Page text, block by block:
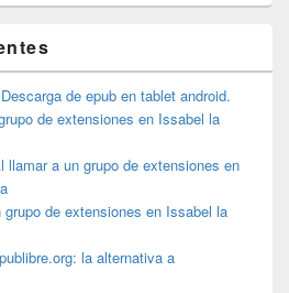
Descarga de epub en tablet android.
de extensiones en Issabel la
llamar a un grupo de extensiones en
de extensiones en Issabel la
la alternativa a